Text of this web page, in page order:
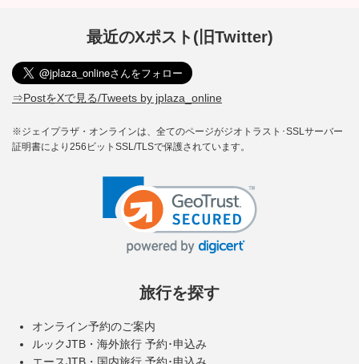
最近のXポスト(旧Twitter)
⇒PostをXで見る/Tweets by jplaza_online
※ジェイプラザ・オンラインは、全てのページがジオトラスト･SSLサーバー
証明書により256ビットSSL/TLSで保護されています。
旅行を探す
オンライン予約のご案内
ルックJTB・海外旅行 予約･申込み